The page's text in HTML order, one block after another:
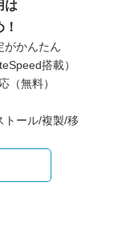
は
がかんたん
搭載）
（無料）
トール/複製/移